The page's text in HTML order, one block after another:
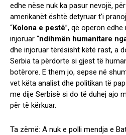
edhe nëse nuk ka pasur nevojë,
amerikanët është detyruar t’i
“Kolona e pestë”, që operon
injoruar “ndihmën humanitare
dhe injoruar tërësisht këtë rast, a
Serbia ta përdorte si gjest të
botërore. E them jo, sepse në
vet këta analist dhe politikan të
me dije Serbisë si do të duhej ajo
për të kërkuar.
Ta zëmë: A nuk e polli mendja e